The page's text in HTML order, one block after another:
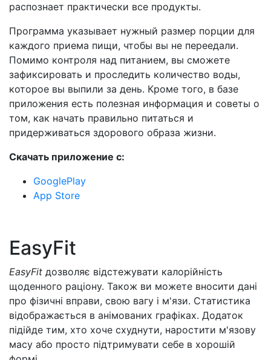
распознает практически все продукты.
Программа указывает нужный размер порции для
каждого приема пищи, чтобы вы не переедали.
Помимо контроля над питанием, вы сможете
зафиксировать и проследить количество воды,
которое вы выпили за день. Кроме того, в базе
приложения есть полезная информация и советы о
том, как начать правильно питаться и
придерживаться здорового образа жизни.
Скачать приложение с:
GooglePlay
App Store
EasyFit
EasyFit дозволяє відстежувати калорійність
щоденного раціону. Також ви можете вносити дані
про фізичні вправи, свою вагу і м'язи. Статистика
відображається в анімованих графіках. Додаток
підійде тим, хто хоче схуднути, наростити м'язову
масу або просто підтримувати себе в хорошій